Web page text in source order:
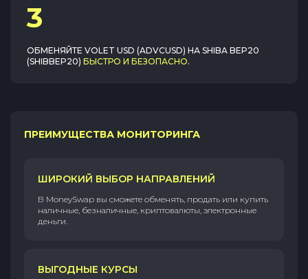
3
ОБМЕНЯЙТЕ VOLET USD (ADVCUSD) НА SHIBA BEP20
(SHIBBEP20) БЫСТРО И БЕЗОПАСНО.
ПРЕИМУЩЕСТВА МОНИТОРИНГА
ШИРОКИЙ ВЫБОР НАПРАВЛЕНИЙ
В MoneySwap вы сможете обменять, продать или купить
наличные, безналичные, криптовалюты, электронные
деньги.
ВЫГОДНЫЕ КУРСЫ